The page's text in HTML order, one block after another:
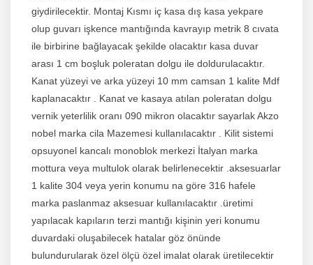
giydirilecektir. Montaj Kısmı iç kasa dış kasa yekpare
olup guvarı işkence mantığında kavrayıp metrik 8 cıvata
ile birbirine bağlayacak şekilde olacaktır kasa duvar
arası 1 cm boşluk poleratan dolgu ile doldurulacaktır.
Kanat yüzeyi ve arka yüzeyi 10 mm camsan 1 kalite Mdf
kaplanacaktır . Kanat ve kasaya atılan poleratan dolgu
vernik yeterlilik oranı 090 mikron olacaktır sayarlak Akzo
nobel marka cila Mazemesi kullanılacaktır . Kilit sistemi
opsuyonel kancalı monoblok merkezi İtalyan marka
mottura veya multulok olarak belirlenecektir .aksesuarlar
1 kalite 304 veya yerin konumu na göre 316 hafele
marka paslanmaz aksesuar kullanılacaktır .üretimi
yapılacak kapıların terzi mantığı kişinin yeri konumu
duvardaki oluşabilecek hatalar göz önünde
bulundurularak özel ölçü özel imalat olarak üretilecektir